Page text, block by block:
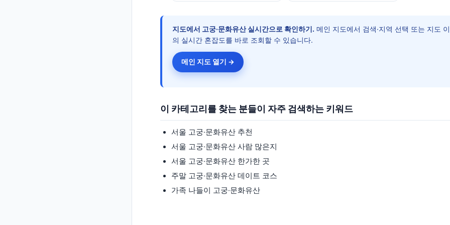
지도에서 고궁·문화유산실시간으로 확인하기. 메인 지도에서 검색·지역 선택 또는 지도
의 실시간 혼잡도를 바로 조회할 수 있습니다.
메인 지도 열기 →
이 카테고리를 찾는 분들이 자주 검색하는 키워드
서울 고궁·문화유산 추천
서울 고궁·문화유산 사람 많은지
서울 고궁·문화유산 한가한 곳
주말 고궁·문화유산 데이트 코스
가족 나들이 고궁·문화유산